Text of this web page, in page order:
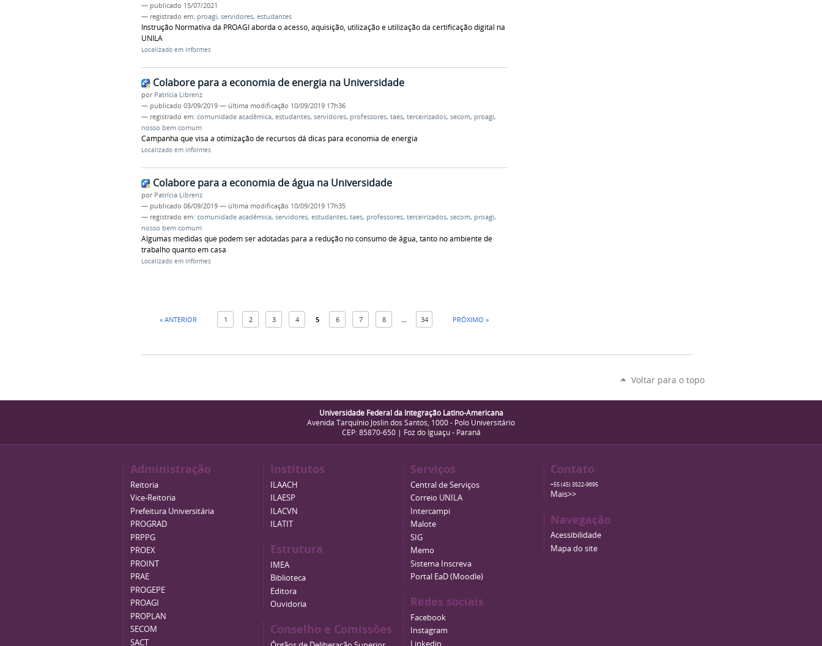
— publicado 15/07/2021
— registrado em: proagi, servidores, estudantes
Instrução Normativa da PROAGI aborda o acesso, aquisição, utilização e utilização da certificação digital na
UNILA
Localizado em Informes
Colabore para a economia de energia na Universidade
por Patrícia Librenz
— publicado 03/09/2019 — última modificação 10/09/2019 17h36
— registrado em: comunidade acadêmica, estudantes, servidores, professores, taes, terceirizados, secom, proagi,
nosso bem comum
Campanha que visa a otimização de recursos dá dicas para economia de energia
Localizado em Informes
Colabore para a economia de água na Universidade
por Patrícia Librenz
— publicado 06/09/2019 — última modificação 10/09/2019 17h35
— registrado em: comunidade acadêmica, servidores, estudantes, taes, professores, terceirizados, secom, proagi,
nosso bem comum
Algumas medidas que podem ser adotadas para a redução no consumo de água, tanto no ambiente de
trabalho quanto em casa
Localizado em Informes
« ANTERIOR 1 2 3 4 5 6 7 8 34 PRÓXIMO »
Voltar para o topo
Universidade Federal da Integração Latino-Americana
Avenida Tarquínio Joslin dos Santos, 1000 - Polo Universitário
CEP: 85870-650 | Foz do Iguaçu - Paraná
Administração
Reitoria
Vice-Reitoria
Prefeitura Universitária
PROGRAD
PRPPG
PROEX
PROINT
PRAE
PROGEPE
PROAGI
PROPLAN
SECOM
SACT
Institutos
ILAACH
ILAESP
ILACVN
ILATIT
Estrutura
IMEA
Biblioteca
Editora
Ouvidoria
Conselho e Comissões
Serviços
Central de Serviços
Correio UNILA
Intercampi
Malote
SIG
Memo
Sistema Inscreva
Portal EaD (Moodle)
Redes sociais
Facebook
Instagram
Linkedin
Contato
+55 (45) 3522-9695
Mais>>
Navegação
Acessibilidade
Mapa do site